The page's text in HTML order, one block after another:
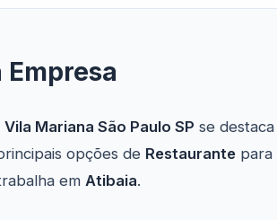
Empresa
Mariana São Paulo SP se destaca
opções de Restaurante para
em Atibaia.